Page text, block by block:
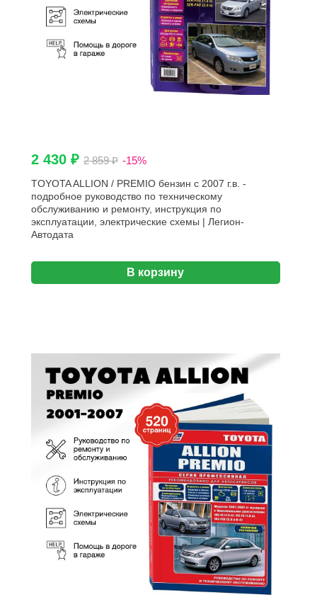
2 430 ₽ 2 859 ₽ -15%
TOYOTA ALLION / PREMIO бензин с 2007 г.в. -
подробное руководство по техническому
обслуживанию и ремонту, инструкция по
эксплуатации, электрические схемы | Легион-
Aвтодата
В корзину